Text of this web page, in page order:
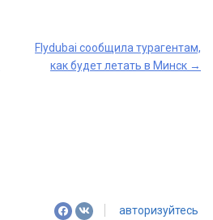
Flydubai сообщила турагентам,
как будет летать в Минск →
авторизуйтесь